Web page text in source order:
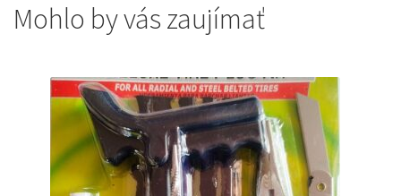
Mohlo by vás zaujímať